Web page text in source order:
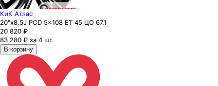
КиК Атлас
20"x8.5J PCD 5x108 ЕТ 45 ЦО 67.1
20 820 ₽
83 280 ₽ за 4 шт.
В корзину